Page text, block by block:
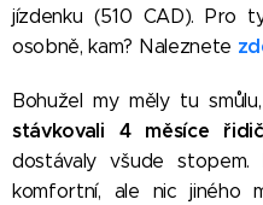
jízdenku (510 CAD). Pro
osobně, kam? Naleznete
Bohužel my měly tu
stávkovali 4 měsíce
dostávaly všude
komfortní, ale nic jiného